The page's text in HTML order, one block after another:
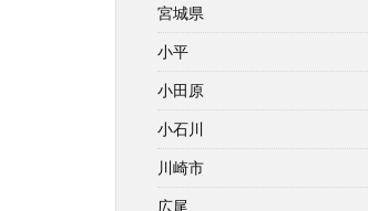
宮城県
小平
小田原
小石川
川崎市
広尾